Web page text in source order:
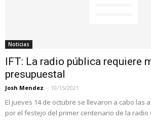
Noticias
IFT: La radio pública requiere
presupuestal
Josh Mendez - 10/15/2021
El jueves 14 de octubre se llevaron a cabo las
por el festejo del primer centenario de la radio